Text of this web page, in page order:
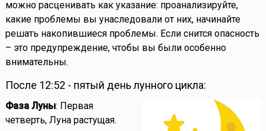
можно расценивать как указание: проанализируйте,
какие проблемы вы унаследовали от них, начинайте
решать накопившиеся проблемы. Если снится опасность
– это предупреждение, чтобы вы были особенно
внимательны.
После 12:52 - пятый день лунного цикла:
Фаза Луны: Первая
четверть, Луна растущая.